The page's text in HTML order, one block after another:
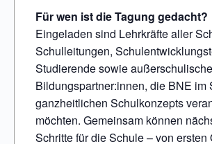
Für wen ist die Tagung gedacht?
Eingeladen sind Lehrkräfte aller
Schulleitungen,
Studierende sowie außerschulische
Bildungspartner:innen, die BNE im
ganzheitlichen Schulkonzepts
möchten. Gemeinsam können
Schritte für die Schule – von ersten